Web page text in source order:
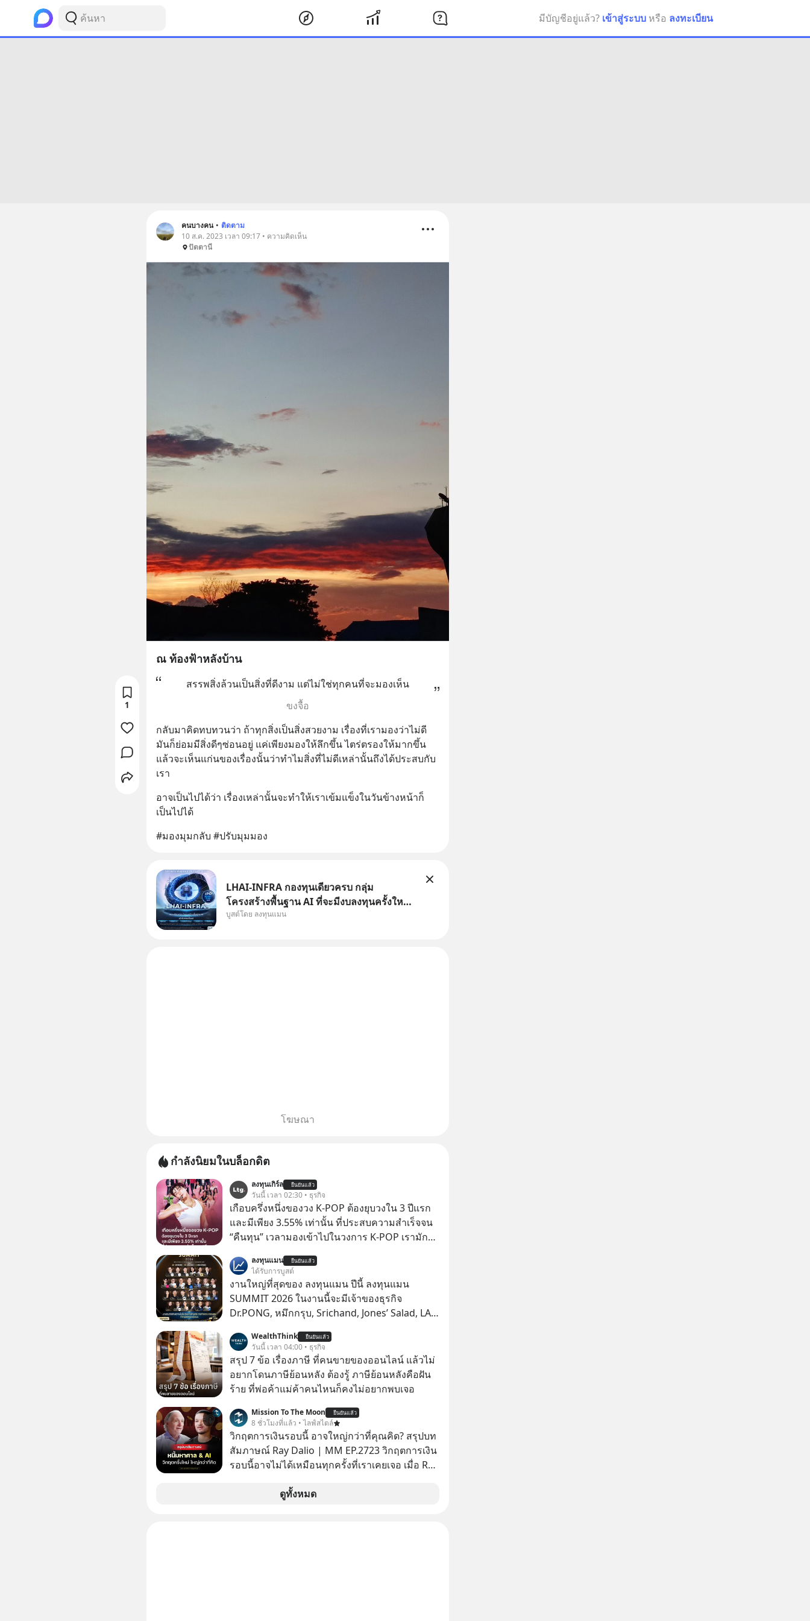
มีบัญชีอยู่แล้ว? เข้าสู่ระบบ หรือ ลงทะเบียน
คนบางคน • ติดตาม
10 ส.ค. 2023 เวลา 09:17 • ความคิดเห็น
ปัตตานี
ณ ท้องฟ้าหลังบ้าน
สรรพสิ่งล้วนเป็นสิ่งที่ดีงาม แต่ไม่ใช่ทุกคนที่จะมองเห็น
ขงจื้อ
กลับมาคิดทบทวนว่า ถ้าทุกสิ่งเป็นสิ่งสวยงาม เรื่องที่เรามองว่าไม่ดี
มันก็ย่อมมีสิ่งดีๆซ่อนอยู่ แค่เพียงมองให้ลึกขึ้น ไตร่ตรองให้มากขึ้น
แล้วจะเห็นแก่นของเรื่องนั้นว่าทำไมสิ่งที่ไม่ดีเหล่านั้นถึงได้ประสบกับ
เรา
อาจเป็นไปได้ว่า เรื่องเหล่านั้นจะทำให้เราเข้มแข็งในวันข้างหน้าก็
เป็นไปได้
#มองมุมกลับ #ปรับมุมมอง
1
LHAI-INFRA กองทุนเดียวครบ กลุ่ม
โครงสร้างพื้นฐาน AI ที่จะมีงบลงทุนครั้งใหญ่
ในประวัติศาสตร์ ที่เรียกว่า AI Supercycle
บูสต์โดย ลงทุนแมน
โฆษณา
กำลังนิยมในบล็อกดิต
ลงทุนเกิร์ล ยืนยันแล้ว
วันนี้ เวลา 02:30 • ธุรกิจ
เกือบครึ่งหนึ่งของวง K-POP ต้องยุบวงใน 3 ปีแรก
และมีเพียง 3.55% เท่านั้น ที่ประสบความสำเร็จจน
“คืนทุน” เวลามองเข้าไปในวงการ K-POP เรามักจะ
ระดับสเตเดียม และยอดขายอัลบัมถล่มทลายจากวง
ตัวท็อปอย่าง BTS, BLACKPINK หรือ SEVENTEEN
ลงทุนแมน ยืนยันแล้ว
ได้รับการบูสต์
งานใหญ่ที่สุดของ ลงทุนแมน ปีนี้ ลงทุนแมน
SUMMIT 2026 ในงานนี้จะมีเจ้าของธุรกิจ
Dr.PONG, หมึกกรุบ, Srichand, Jones’ Salad, LA
แชร์ความรู้การสร้างธุรกิจ
WealthThink ยืนยันแล้ว
วันนี้ เวลา 04:00 • ธุรกิจ
สรุป 7 ข้อ เรื่องภาษี ที่คนขายของออนไลน์ แล้วไม่
อยากโดนภาษีย้อนหลัง ต้องรู้ ภาษีย้อนหลังคือฝัน
ร้าย ที่พ่อค้าแม่ค้าคนไหนก็คงไม่อยากพบเจอ
Mission To The Moon ยืนยันแล้ว
8 ชั่วโมงที่แล้ว • ไลฟ์สไตล์
วิกฤตการเงินรอบนี้ อาจใหญ่กว่าที่คุณคิด? สรุปบท
สัมภาษณ์ Ray Dalio | MM EP.2723 วิกฤตการเงิน
รอบนี้อาจไม่ได้เหมือนทุกครั้งที่เราเคยเจอ เมื่อ Ray
ต่อหลายครั้ง ออกมาส่งสัญญาณเตือนระเบิดเวลา
ดูทั้งหมด